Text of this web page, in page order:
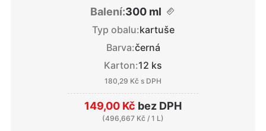
Balení:300 ml
Typ obalu:kartuše
Barva:černá
Karton:12 ks
180,29 Kč s DPH
149,00 Kč bez DPH
(496,667 Kč / 1 L)